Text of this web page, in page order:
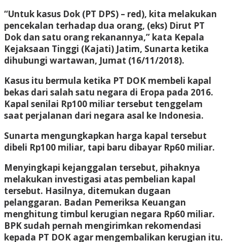
“Untuk kasus Dok (PT DPS) – red), kita melakukan
pencekalan terhadap dua orang, (eks) Dirut PT
Dok dan satu orang rekanannya,” kata Kepala
Kejaksaan Tinggi (Kajati) Jatim, Sunarta ketika
dihubungi wartawan, Jumat (16/11/2018).
Kasus itu bermula ketika PT DOK membeli kapal
bekas dari salah satu negara di Eropa pada 2016.
Kapal senilai Rp100 miliar tersebut tenggelam
saat perjalanan dari negara asal ke Indonesia.
Sunarta mengungkapkan harga kapal tersebut
dibeli Rp100 miliar, tapi baru dibayar Rp60 miliar.
Menyingkapi kejanggalan tersebut, pihaknya
melakukan investigasi atas pembelian kapal
tersebut. Hasilnya, ditemukan dugaan
pelanggaran. Badan Pemeriksa Keuangan
menghitung timbul kerugian negara Rp60 miliar.
BPK sudah pernah mengirimkan rekomendasi
kepada PT DOK agar mengembalikan kerugian itu.